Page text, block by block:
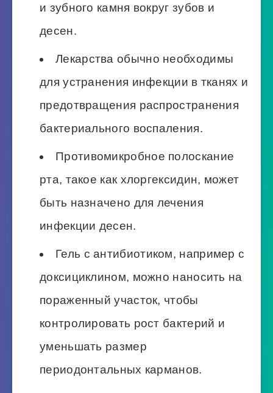
и зубного камня вокруг зубов и
десен.
Лекарства обычно необходимы
для устранения инфекции в тканях и
предотвращения распространения
бактериального воспаления.
Противомикробное полоскание
рта, такое как хлоргексидин, может
быть назначено для лечения
инфекции десен.
Гель с антибиотиком, например с
доксициклином, можно наносить на
пораженный участок, чтобы
контролировать рост бактерий и
уменьшать размер
периодонтальных карманов.